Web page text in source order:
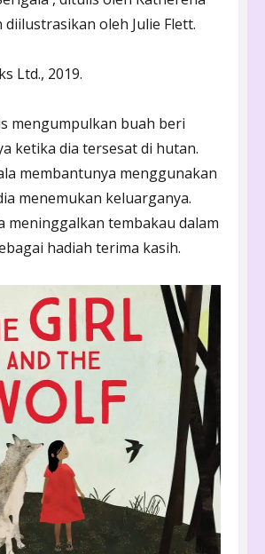
diilustrasikan oleh Julie Flett.
Ltd., 2019.
mengumpulkan buah beri
ketika dia tersesat di hutan.
membantunya menggunakan
menemukan keluarganya.
meninggalkan tembakau dalam
hadiah terima kasih.